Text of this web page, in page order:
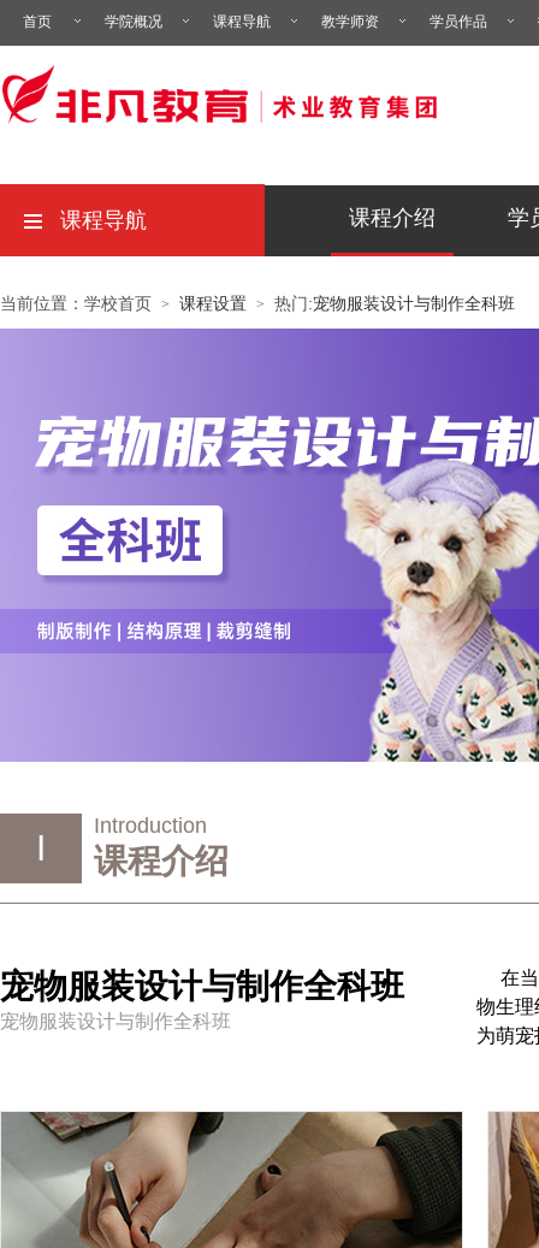
首页 学院概况 课程导航 教学师资 学员作品
课程介绍 学
课程导航
当前位置：学校首页 > 课程设置 > 热门:宠物服装设计与制作全科班
I
Introduction
课程介绍
宠物服装设计与制作全科班
宠物服装设计与制作全科班
在
物生理
为萌